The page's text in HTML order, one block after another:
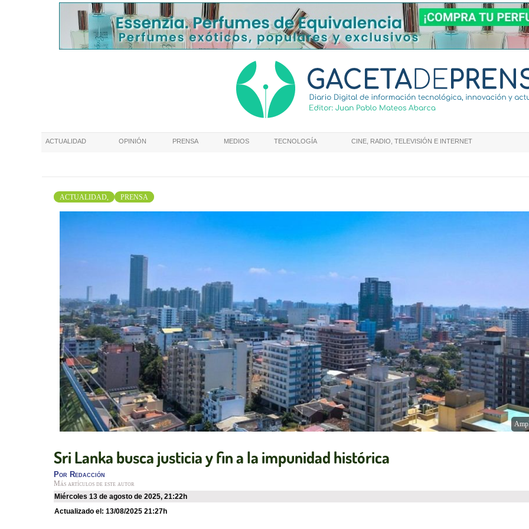
ACTUALIDAD OPINIÓN PRENSA MEDIOS TECNOLOGÍA CINE, RADIO, TELEVISIÓN E INTERNET
ACTUALIDAD, PRENSA
Sri Lanka busca justicia y fin a la impunidad histórica
Por Redacción
Más artículos de este autor
miércoles 13 de agosto de 2025, 21:22h
Actualizado el: 13/08/2025 21:27h